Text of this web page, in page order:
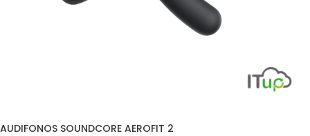
AUDIFONOS SOUNDCORE AEROFIT 2